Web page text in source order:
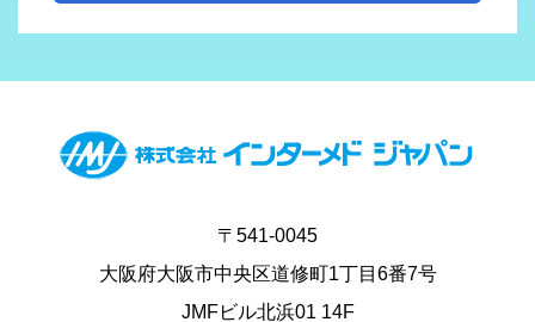
〒541-0045
大阪府大阪市中央区道修町1丁目6番7号
JMFビル北浜01 14F